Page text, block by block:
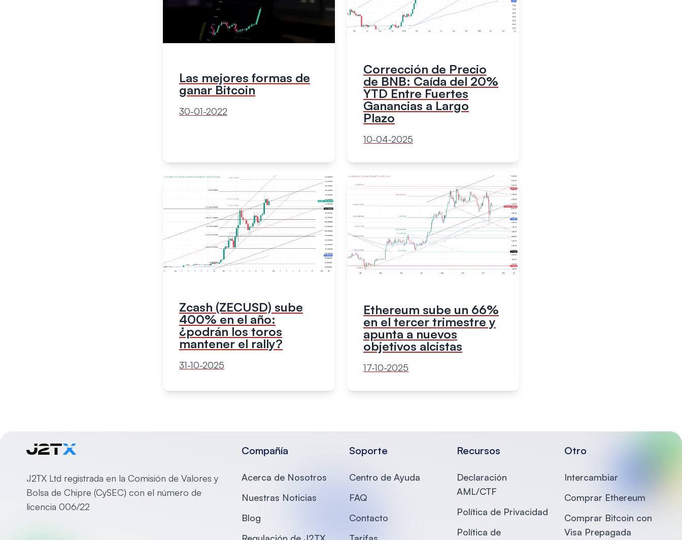
Las mejores formas de
ganar Bitcoin
30-01-2022
Corrección de Precio
de BNB: Caída del 20%
YTD Entre Fuertes
Ganancias a Largo
Plazo
10-04-2025
Zcash (ZECUSD) sube
400% en el año:
¿podrán los toros
mantener el rally?
31-10-2025
Ethereum sube un 66%
en el tercer trimestre y
apunta a nuevos
objetivos alcistas
17-10-2025
J2TX Ltd registrada en la Comisión de Valores y
Bolsa de Chipre (CySEC) con el número de
licencia 006/22
Compañía
Acerca de Nosotros
Nuestras Noticias
Blog
Regulación de J2TX
Soporte
Centro de Ayuda
FAQ
Contacto
Tarifas
Recursos
Declaración
AML/CTF
Política de Privacidad
Política de
Otro
Intercambiar
Comprar Ethereum
Comprar Bitcoin con
Visa Prepagada